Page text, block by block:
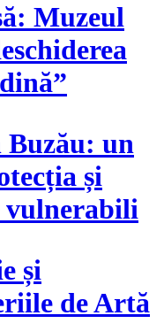
Muzeul
Buzău: un
și
vulnerabili
și
de Artă